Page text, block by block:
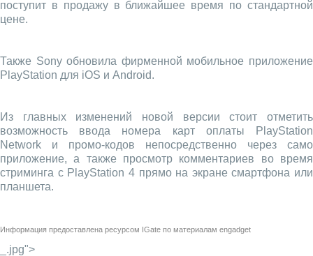
поступит в продажу в ближайшее время по стандартной
цене.
Также Sony обновила фирменной мобильное приложение
PlayStation для iOS и Android.
Из главных изменений новой версии стоит отметить
возможность ввода номера карт оплаты PlayStation
Network и промо-кодов непосредственно через само
приложение, а также просмотр комментариев во время
стриминга с PlayStation 4 прямо на экране смартфона или
планшета.
Информация предоставлена ресурсом IGate по материалам engadget
_.jpg">